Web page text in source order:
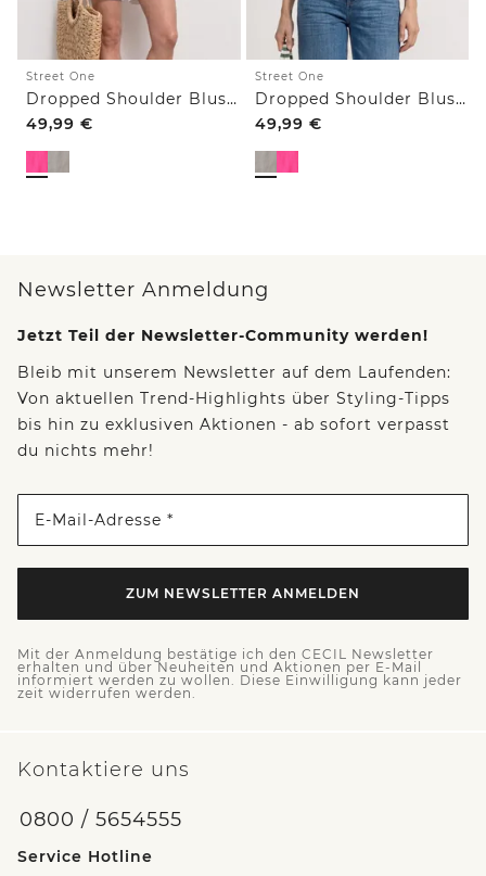
Street One
Dropped Shoulder Bluse aus Leinen
49,99 €
Street One
Dropped Shoulder Bluse aus Leinen
49,99 €
Newsletter Anmeldung
Jetzt Teil der Newsletter-Community werden!
Bleib mit unserem Newsletter auf dem Laufenden:
Von aktuellen Trend-Highlights über Styling-Tipps
bis hin zu exklusiven Aktionen - ab sofort verpasst
du nichts mehr!
E-Mail-Adresse *
ZUM NEWSLETTER ANMELDEN
Mit der Anmeldung bestätige ich den CECIL Newsletter
erhalten und über Neuheiten und Aktionen per E-Mail
informiert werden zu wollen. Diese Einwilligung kann jeder
zeit widerrufen werden.
Kontaktiere uns
0800 / 5654555
Service Hotline